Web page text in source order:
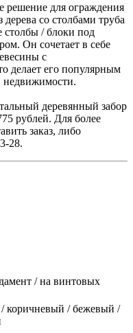
решение для ограждения
со столбами труба
столбы / блоки под
Он сочетает в себе
с
делает его популярным
недвижимости.
деревянный забор
рублей. Для более
заказ, либо
28.
/ на винтовых
коричневый / бежевый /